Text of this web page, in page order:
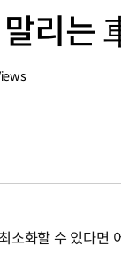
리는
소화할 수 있다면